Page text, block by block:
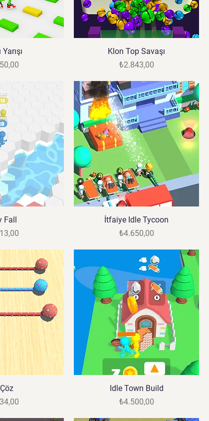
Klon Top Savaşı
Fiyat
₺2.843,00
Fall
İtfaiye Idle Tycoon
Fiyat
₺4.650,00
Idle Town Build
Fiyat
₺4.500,00